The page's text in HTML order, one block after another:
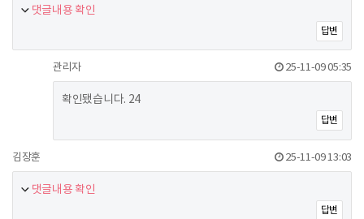
댓글내용 확인
답변
관리자 25-11-09 05:35
확인됐습니다. 24
답변
김장훈 25-11-09 13:03
댓글내용 확인
답변